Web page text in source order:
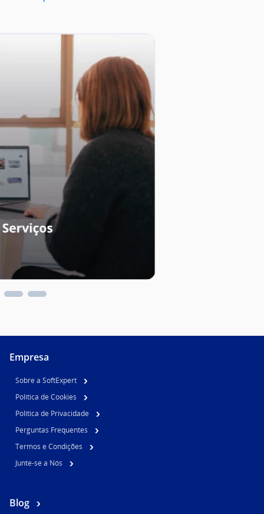
Empresa
Sobre a SoftExpert
Política de Cookies
Política de Privacidade
Perguntas Frequentes
Termos e Condições
Junte-se a Nós
Blog